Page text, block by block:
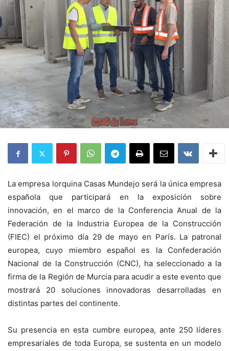
La empresa lorquina Casas Mundejo será la única empresa
española que participará en la exposición sobre
innovación, en el marco de la Conferencia Anual de la
Federación de la Industria Europea de la Construcción
(FIEC) el próximo día 29 de mayo en París. La patronal
europea, cuyo miembro español es la Confederación
Nacional de la Construcción (CNC), ha seleccionado a la
firma de la Región de Murcia para acudir a este evento que
mostrará 20 soluciones innovadoras desarrolladas en
distintas partes del continente.
Su presencia en esta cumbre europea, ante 250 líderes
empresariales de toda Europa, se sustenta en un modelo